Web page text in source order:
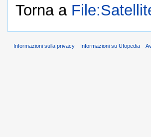
Torna a
Informazioni sulla privacy Informazioni su Ufopedia